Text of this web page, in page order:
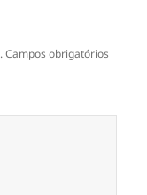
Campos obrigatórios